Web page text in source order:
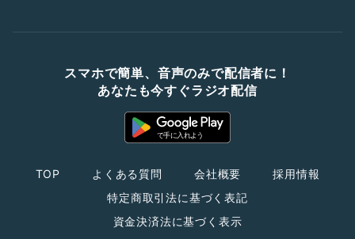
スマホで簡単、音声のみで配信者に！
あなたも今すぐラジオ配信
TOP よくある質問 会社概要
採用情報
特定商取引法に基づく表記
資金決済法に基づく表示